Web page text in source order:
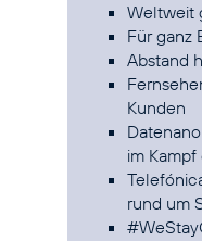
Weltweit
Für ganz
Abstand
Kunden
im
rund um